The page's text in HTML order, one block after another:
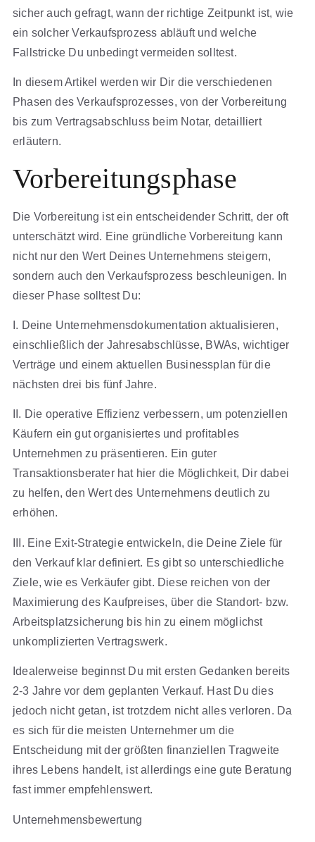
sicher auch gefragt, wann der richtige Zeitpunkt ist, wie
ein solcher Verkaufsprozess abläuft und welche
Fallstricke Du unbedingt vermeiden solltest.
In diesem Artikel werden wir Dir die verschiedenen
Phasen des Verkaufsprozesses, von der Vorbereitung
bis zum Vertragsabschluss beim Notar, detailliert
erläutern.
Vorbereitungsphase
Die Vorbereitung ist ein entscheidender Schritt, der oft
unterschätzt wird. Eine gründliche Vorbereitung kann
nicht nur den Wert Deines Unternehmens steigern,
sondern auch den Verkaufsprozess beschleunigen. In
dieser Phase solltest Du:
I. Deine Unternehmensdokumentation aktualisieren,
einschließlich der Jahresabschlüsse, BWAs, wichtiger
Verträge und einem aktuellen Businessplan für die
nächsten drei bis fünf Jahre.
II. Die operative Effizienz verbessern, um potenziellen
Käufern ein gut organisiertes und profitables
Unternehmen zu präsentieren. Ein guter
Transaktionsberater hat hier die Möglichkeit, Dir dabei
zu helfen, den Wert des Unternehmens deutlich zu
erhöhen.
III. Eine Exit-Strategie entwickeln, die Deine Ziele für
den Verkauf klar definiert. Es gibt so unterschiedliche
Ziele, wie es Verkäufer gibt. Diese reichen von der
Maximierung des Kaufpreises, über die Standort- bzw.
Arbeitsplatzsicherung bis hin zu einem möglichst
unkomplizierten Vertragswerk.
Idealerweise beginnst Du mit ersten Gedanken bereits
2-3 Jahre vor dem geplanten Verkauf. Hast Du dies
jedoch nicht getan, ist trotzdem nicht alles verloren. Da
es sich für die meisten Unternehmer um die
Entscheidung mit der größten finanziellen Tragweite
ihres Lebens handelt, ist allerdings eine gute Beratung
fast immer empfehlenswert.
Unternehmensbewertung